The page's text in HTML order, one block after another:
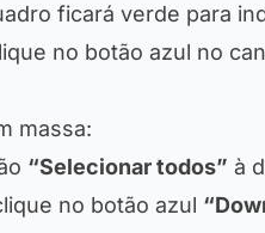
ficará verde para
no botão azul no
massa:
“Selecionar todos” à
no botão azul